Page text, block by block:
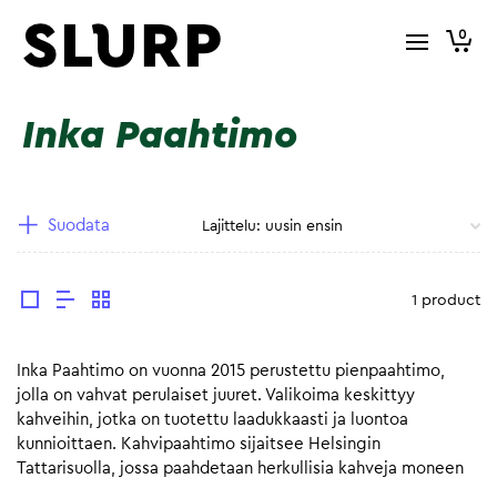
0
Inka Paahtimo
Suodata
1 product
Inka Paahtimo on vuonna 2015 perustettu pienpaahtimo,
jolla on vahvat perulaiset juuret. Valikoima keskittyy
kahveihin, jotka on tuotettu laadukkaasti ja luontoa
kunnioittaen. Kahvipaahtimo sijaitsee Helsingin
Tattarisuolla, jossa paahdetaan herkullisia kahveja moneen